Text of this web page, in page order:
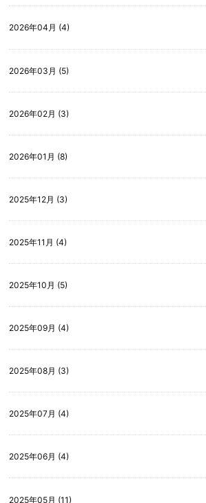
2026年04月 (4)
2026年03月 (5)
2026年02月 (3)
2026年01月 (8)
2025年12月 (3)
2025年11月 (4)
2025年10月 (5)
2025年09月 (4)
2025年08月 (3)
2025年07月 (4)
2025年06月 (4)
2025年05月 (11)